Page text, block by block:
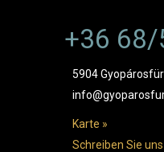
+36
5904
Karte »
Schreiben Sie uns